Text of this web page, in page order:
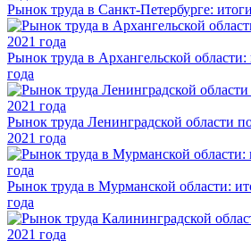
Рынок труда в Санкт-Петербурге:
Рынок труда в Архангельской области:
года
Рынок труда Ленинградской области
2021 года
Рынок труда в Мурманской области:
года